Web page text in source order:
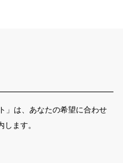
」は、あなたの希望に合わせ
ます。